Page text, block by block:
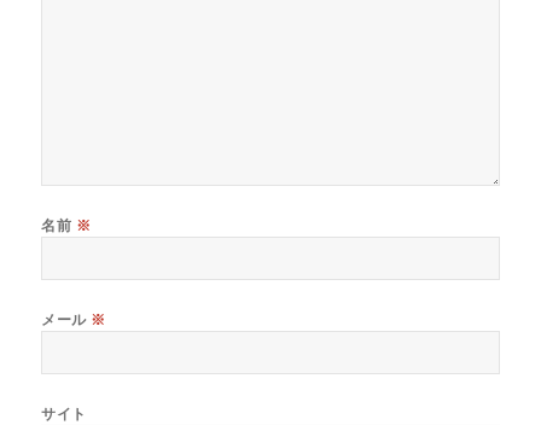
名前 ※
メール ※
サイト